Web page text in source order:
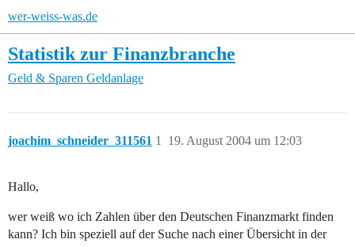
wer-weiss-was.de
Statistik zur Finanzbranche
Geld & Sparen Geldanlage
joachim_schneider_311561 19. August 2004 um 12:03
1
Hallo,
wer weiß wo ich Zahlen über den Deutschen Finanzmarkt finden
kann? Ich bin speziell auf der Suche nach einer Übersicht in der